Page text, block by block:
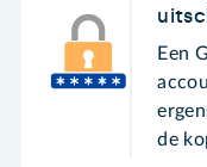
Een
de